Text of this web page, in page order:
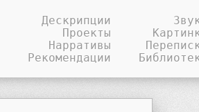
Дескрипции
Проекты
Нарративы
Рекомендации